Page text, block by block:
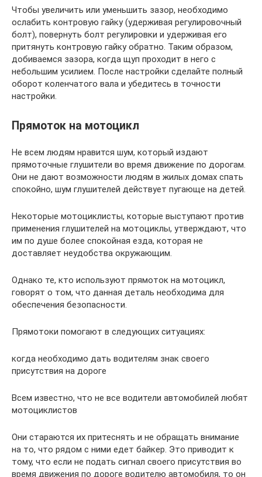
Чтобы увеличить или уменьшить зазор, необходимо
ослабить контровую гайку (удерживая регулировочный
болт), повернуть болт регулировки и удерживая его
притянуть контровую гайку обратно. Таким образом,
добиваемся зазора, когда щуп проходит в него с
небольшим усилием. После настройки сделайте полный
оборот коленчатого вала и убедитесь в точности
настройки.
Прямоток на мотоцикл
Не всем людям нравится шум, который издают
прямоточные глушители во время движение по дорогам.
Они не дают возможности людям в жилых домах спать
спокойно, шум глушителей действует пугающе на детей.
Некоторые мотоциклисты, которые выступают против
применения глушителей на мотоциклы, утверждают, что
им по душе более спокойная езда, которая не
доставляет неудобства окружающим.
Однако те, кто используют прямоток на мотоцикл,
говорят о том, что данная деталь необходима для
обеспечения безопасности.
Прямотоки помогают в следующих ситуациях:
когда необходимо дать водителям знак своего
присутствия на дороге
Всем известно, что не все водители автомобилей любят
мотоциклистов
Они стараются их притеснять и не обращать внимание
на то, что рядом с ними едет байкер. Это приводит к
тому, что если не подать сигнал своего присутствия во
время движения по дороге водителю автомобиля, то он